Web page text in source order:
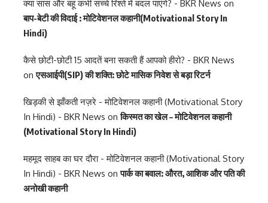
क्या सास और बहू कभी सच्चे रिश्ते में बदल पाएंगे? - BKR News on
बाप-बेटी की विदाई : मोटिवेशनल कहानी(Motivational Story In
Hindi)
कैसे छोटी-छोटी 15 आदतें बना सकती हैं आपको हीरो? - BKR News
onएसआईपी(SIP) की शक्ति: छोटे मासिक निवेश से बड़ा रिटर्न
खिड़की से झाँकती नज़रे - मोटिवेशनल कहानी (Motivational Story
In Hindi) - BKR News onकिस्मत का खेल – मोटिवेशनल कहानी
(Motivational Story In Hindi)
महमूद साहब का घर दौरा - मोटिवेशनल कहानी (Motivational Story
In Hindi) - BKR News onपार्क का बवाल: औरत, आशिक और पति की
अनोखी कहानी